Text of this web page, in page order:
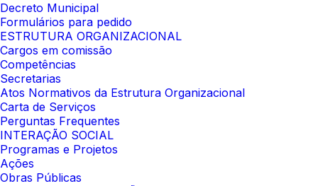
Decreto Municipal
Formulários para pedido
ESTRUTURA ORGANIZACIONAL
Cargos em comissão
Competências
Secretarias
Atos Normativos da Estrutura Organizacional
Carta de Serviços
Perguntas Frequentes
INTERAÇÃO SOCIAL
Programas e Projetos
Ações
Obras Públicas